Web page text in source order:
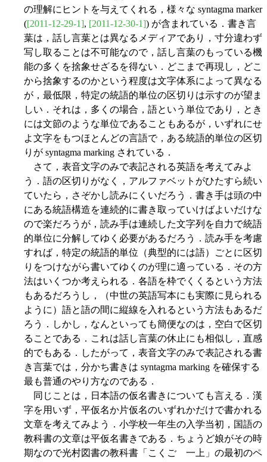
の理解にヒントを与えてくれる，様々な syntagma marker
([2011-12-29-1], [2011-12-30-1]) が含まれている．書き言
葉は，話し言葉とは異なるメディアであり，寸分違わず
写し取ることは不可能なので，話し言葉のもっている機
能の多くを捨象せざるを得ない．どこまで再現し，どこ
から捨象するのかという程度は文字体系によって異なる
が，最低限，特定の統語的単位の区切りは示すのが望ま
しい．それは，多くの場合，語という単位であり，とき
には文節のような単位であることもあるが，いずれにせ
よ文字をもつほとんどの言語で，ある統語的単位の区切
りが syntagma marking されている．
さて，表音文字のみで表記される英語を考えてみよ
う．語の区切りがなく，アルファベットがひたすら続い
ていたら，さぞかし読みにくいだろう．書き手は頭の中
にある統語構造を連続的に書き取っていけばよいだけな
ので楽だろうが，読み手は連続した文字列を自力で統語
的単位に分解してゆく必要があるだろう．読み手を考慮
すれば，特定の統語的単位（典型的には語）ごとに区切
りをつけながら書いてゆくのが理に適っている．その方
法はいくつか考えられる．各語を枠でくくるという方法
もあるだろうし，（中世の英語写本にも実際に見られる
ように）語と語の間に縦線を入れるという方法もあるだ
ろう．しかし，なんといっても簡便なのは，空白で区切
ることである．これは話し言葉の休止にも相似し，直感
的でもある．したがって，表音文字のみで表記される書
き言葉では，分かち書きは syntagma marking を確保する
最も普通のやり方なのである．
同じことは，日本語の仮名書きについても言える．漢
字を用いず，平仮名か片仮名のいずれかだけで書かれる
文章を考えてみよう．小学校一年生の入学当初，国語の
教科書の文章は平仮名書きである．ちょうど娘がその時
期なので光村図書の教科書「こくご 一上」の最初のペ